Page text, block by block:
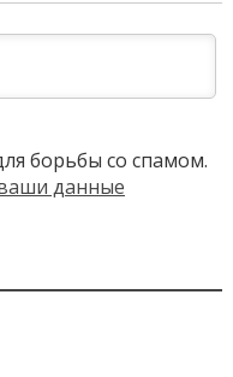
борьбы со спамом.
данные